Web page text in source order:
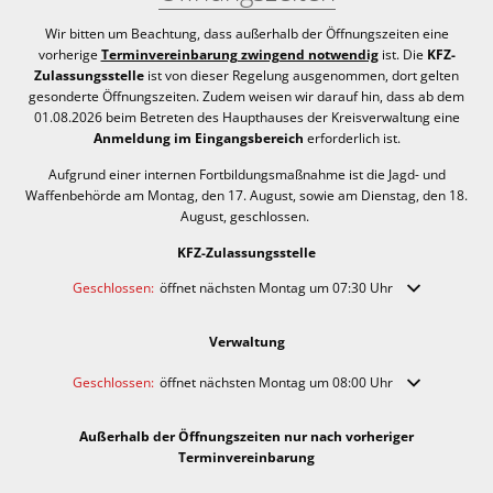
Wir bitten um Beachtung, dass außerhalb der Öffnungszeiten eine
vorherige Terminvereinbarung zwingend notwendigist. Die KFZ-
Zulassungsstelle ist von dieser Regelung ausgenommen, dort gelten
gesonderte Öffnungszeiten. Zudem weisen wir darauf hin, dass ab dem
01.08.2026 beim Betreten des Haupthauses der Kreisverwaltung eine
Anmeldung im Eingangsbereich erforderlich ist.
Aufgrund einer internen Fortbildungsmaßnahme ist die Jagd- und
Waffenbehörde am Montag, den 17. August, sowie am Dienstag, den 18.
August, geschlossen.
KFZ-Zulassungsstelle
Klicken, um weitere Öffnungs- oder Schließzeiten auszublenden
Geschlossen: öffnet nächsten Montag um 07:30 Uhr
Verwaltung
Klicken, um weitere Öffnungs- oder Schließzeiten auszublenden
Geschlossen: öffnet nächsten Montag um 08:00 Uhr
Außerhalb der Öffnungszeiten nur nach vorheriger
Terminvereinbarung